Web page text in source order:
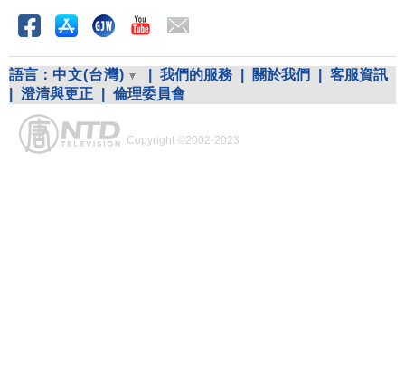
語言： 中文(台灣) 我們的服務 關於我們
客服資訊
澄清與更正 倫理委員會
Copyright ©2002-2023